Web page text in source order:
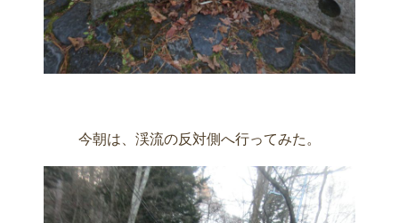
今朝は、渓流の反対側へ行ってみた。